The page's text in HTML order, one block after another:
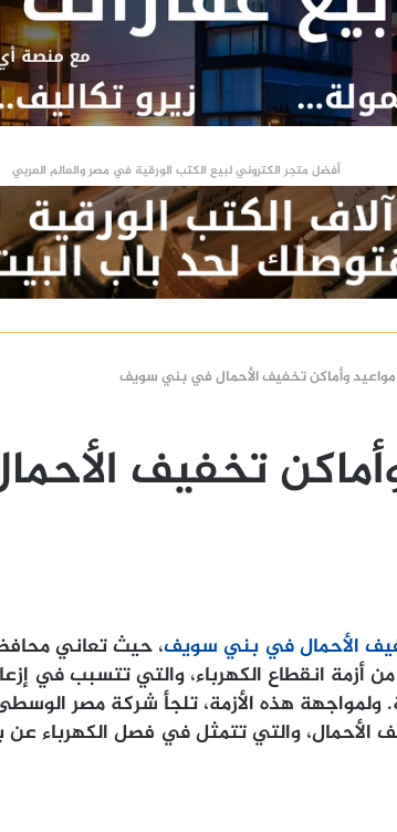
أفضل متجر الكتروني لبيع الكتب الورقية في مصر والعالم العربي
مواعيد وأماكن تخفيف الأحمال في بني سويف
تخفيف
الأحمال في بني سويف، حيث تعاني
أزمة انقطاع الكهرباء، والتي تتسبب في
ولمواجهة هذه الأزمة، تلجأ شركة مصر الوسطى
الأحمال، والتي تتمثل في فصل الكهرباء